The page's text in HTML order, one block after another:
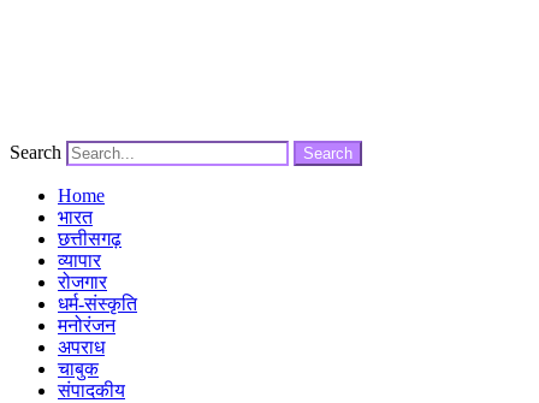
Search Search
Home
भारत
छत्तीसगढ़
व्यापार
रोजगार
धर्म-संस्कृति
मनोरंजन
अपराध
चाबुक
संपादकीय